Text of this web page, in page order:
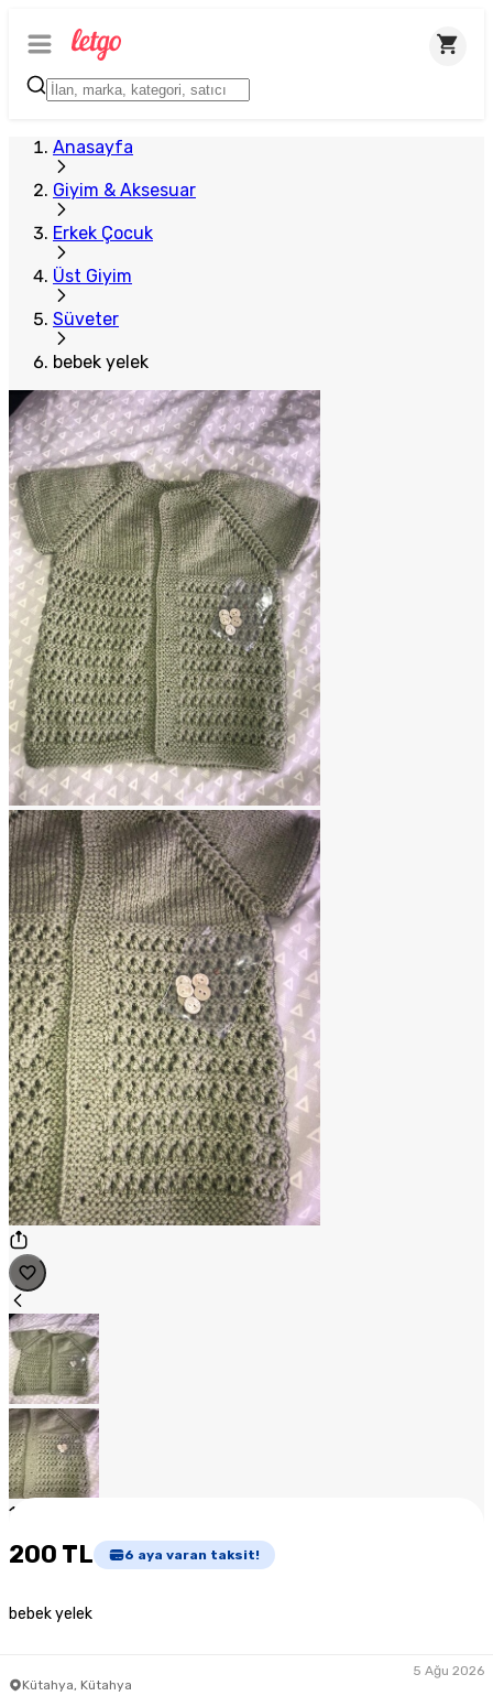
Anasayfa
Giyim & Aksesuar
Erkek Çocuk
Üst Giyim
Süveter
bebek yelek
1
200 TL 6 aya varan taksit!
bebek yelek
Kütahya, Kütahya
5 Ağu 2026